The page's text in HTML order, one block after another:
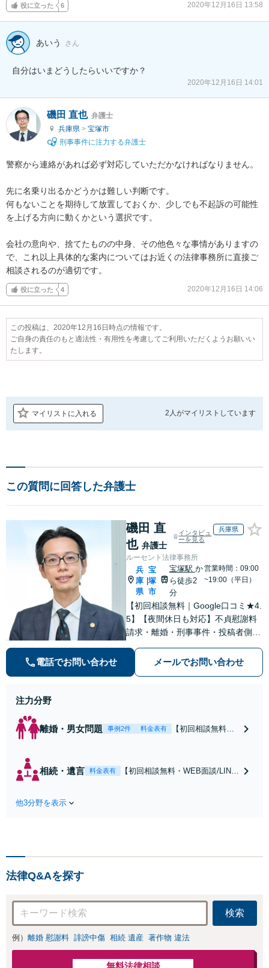
役に立った 6 2020年12月16日 13:58
あいう さん
自分はいまどうしたらいいですか？
2020年12月16日 14:01
磯田 直也 弁護士
兵庫県 > 宝塚市
刑事事件に注力する弁護士
警察から連絡があれば必ず対応していただかなければなりません。
先に名乗り出るかどうかは難しい判断です。
何もないことを期待して放置しておくか、少しでも不起訴の可能性
を上げる方向に動くかという選択です。
会社の意向や、捨てたものの中身、その他色々な事情がありますの
で、これ以上具体的な案内についてはお近くの法律事務所に直接ご
相談されるのが適切です。
役に立った 4 2020年12月16日 14:06
この投稿は、2020年12月16日時点の情報です。
ご自身の責任のもと適法性・有用性を考慮してご利用いただくようお願いい
たします。
マイリストに入れる 2人がマイリストしています
この質問に回答した弁護士
磯田 直
也 弁護士
インタビュ
ーを見る
兵庫県
ルーセント法律事務所
兵
庫
県
|
宝
塚
市
宝塚駅 か
ら徒歩2
分
営業時間：09:00
~19:00（平日）
【初回相談無料｜Google口コミ★4.
5】【夜間休日も対応】不貞慰謝料
請求・離婚・刑事事件・投稿者側発
数。オーダーメイドのサービスで問
題解決や事業の推進を強力にサポー
電話でお問い合わせ メールでお問い合わせ
注力分野
離婚・男女問題 事例2件 料金表有
【初回相談無料・
倫の早期解決】
相続・遺言 料金表有
【初回相談無料・WEB面談/LINE
【地域密着】
他3分野を表示
法律Q&Aを探す
検索
例） 離婚 慰謝料 誹謗中傷 相続 遺産 著作物 違法
無料法律相談